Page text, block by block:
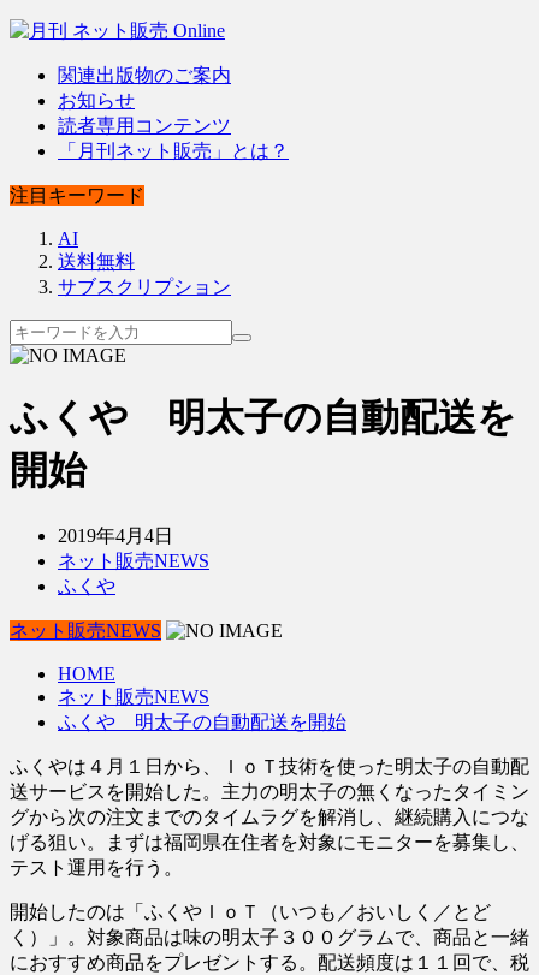
関連出版物のご案内
お知らせ
読者専用コンテンツ
「月刊ネット販売」とは？
注目キーワード
AI
送料無料
サブスクリプション
ふくや 明太子の自動配送を
開始
2019年4月4日
ネット販売NEWS
ふくや
ネット販売NEWS
HOME
ネット販売NEWS
ふくや 明太子の自動配送を開始
ふくやは４月１日から、ＩｏＴ技術を使った明太子の自動配
送サービスを開始した。主力の明太子の無くなったタイミン
グから次の注文までのタイムラグを解消し、継続購入につな
げる狙い。まずは福岡県在住者を対象にモニターを募集し、
テスト運用を行う。
開始したのは「ふくやＩｏＴ（いつも／おいしく／とど
く）」。対象商品は味の明太子３００グラムで、商品と一緒
におすすめ商品をプレゼントする。配送頻度は１１回で、税